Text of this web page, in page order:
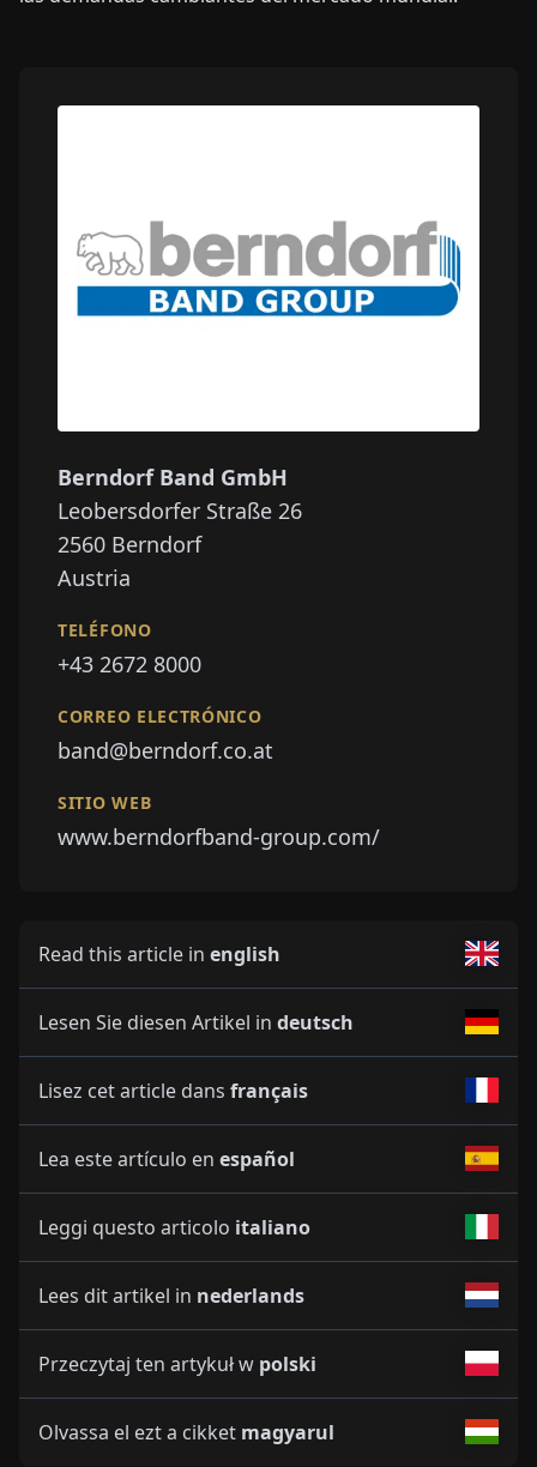
Berndorf Band GmbH
Leobersdorfer Straße 26
2560 Berndorf
Austria
TELÉFONO
+43 2672 8000
CORREO ELECTRÓNICO
band@berndorf.co.at
SITIO WEB
www.berndorfband-group.com/
Read this article in english
Lesen Sie diesen Artikel in deutsch
Lisez cet article dans français
Lea este artículo en español
Leggi questo articolo italiano
Lees dit artikel in nederlands
Przeczytaj ten artykuł w polski
Olvassa el ezt a cikket magyarul